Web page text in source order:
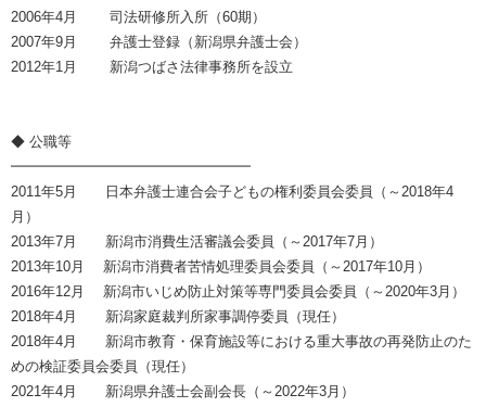
2006年4月 司法研修所入所（60期）
2007年9月 弁護士登録（新潟県弁護士会）
2012年1月 新潟つばさ法律事務所を設立
◆ 公職等
━━━━━━━━━━━━━━━━━
2011年5月 日本弁護士連合会子どもの権利委員会委員（～2018年4
月）
2013年7月 新潟市消費生活審議会委員（～2017年7月）
2013年10月 新潟市消費者苦情処理委員会委員（～2017年10月）
2016年12月 新潟市いじめ防止対策等専門委員会委員（～2020年3月）
2018年4月 新潟家庭裁判所家事調停委員（現任）
2018年4月 新潟市教育・保育施設等における重大事故の再発防止のた
めの検証委員会委員（現任）
2021年4月 新潟県弁護士会副会長（～2022年3月）